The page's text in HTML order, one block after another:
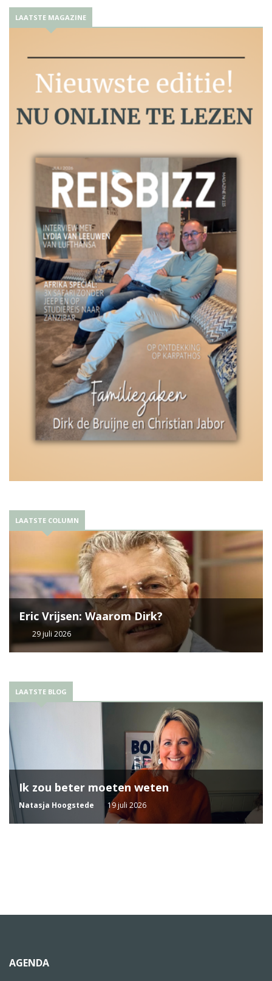
LAATSTE MAGAZINE
LAATSTE COLUMN
Eric Vrijsen: Waarom Dirk?
29 juli 2026
LAATSTE BLOG
Ik zou beter moeten weten
Natasja Hoogstede 19 juli 2026
AGENDA